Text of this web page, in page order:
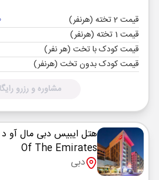
قیمت 2 تخته (هرنفر)
قیمت 1 تخته (هرنفر)
قیمت کودک با تخت (هر نفر)
قیمت کودک بدون تخت (هرنفر)
مشاوره و رزرو
هتل ایبیس دبی مال آو
Of The Emirates
دبی